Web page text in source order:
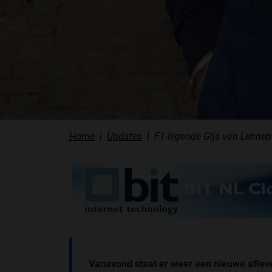
Home Updates F1-legende Gijs van
Vanavond staat er weer een nieuwe